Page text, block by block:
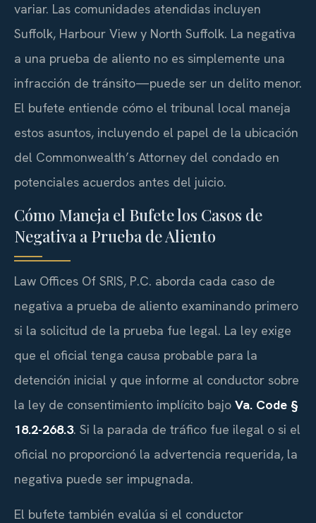
variar. Las comunidades atendidas incluyen
Suffolk, Harbour View y North Suffolk. La negativa
a una prueba de aliento no es simplemente una
infracción de tránsito—puede ser un delito menor.
El bufete entiende cómo el tribunal local maneja
estos asuntos, incluyendo el papel de la ubicación
del Commonwealth’s Attorney del condado en
potenciales acuerdos antes del juicio.
Cómo Maneja el Bufete los Casos de
Negativa a Prueba de Aliento
Law Offices Of SRIS, P.C. aborda cada caso de
negativa a prueba de aliento examinando primero
si la solicitud de la prueba fue legal. La ley exige
que el oficial tenga causa probable para la
detención inicial y que informe al conductor sobre
la ley de consentimiento implícito bajo Va. Code §
18.2-268.3. Si la parada de tráfico fue ilegal o si el
oficial no proporcionó la advertencia requerida, la
negativa puede ser impugnada.
El bufete también evalúa si el conductor